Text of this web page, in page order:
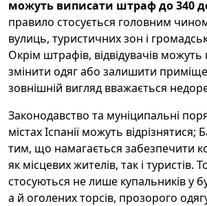
можуть виписати штраф до 340
правило стосується головним
вулиць, туристичних зон і
Окрім штрафів, відвідувачів
змінити одяг або залишити
зовнішній вигляд вважається
Законодавство та муніципальні
містах Іспанії можуть відрізнятися;
тим, що намагається забезпечити
як місцевих жителів, так і туристів.
стосуються не лише купальників у
а й оголених торсів, прозорого